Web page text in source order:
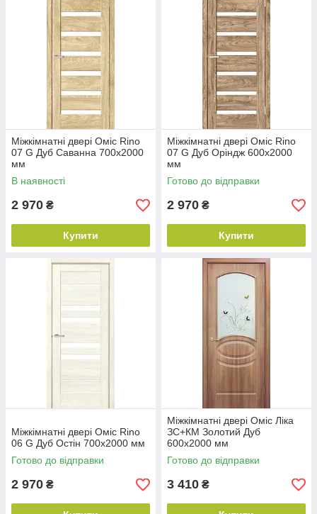
Міжкімнатні двері Оміс Rino
07 G Дуб Саванна 700х2000
мм
В наявності
2 970 ₴
Купити
Міжкімнатні двері Оміс Rino
07 G Дуб Оріндж 600х2000
мм
Готово до відправки
2 970 ₴
Купити
Міжкімнатні двері Оміс Rino
06 G Дуб Остін 700х2000 мм
Готово до відправки
2 970 ₴
Міжкімнатні двері Оміс Ліка
ЗС+КМ Золотий Дуб
600х2000 мм
Готово до відправки
3 410 ₴